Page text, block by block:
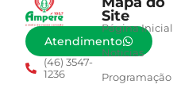
Atendimento
(46) 3547-
1236
Site
Página Inicial
Notícias
Programação